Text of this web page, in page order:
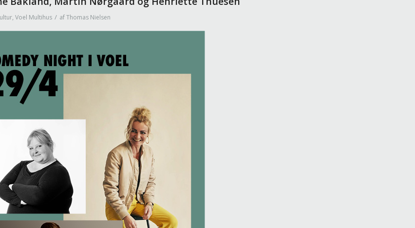
, Voel Multihus / afThomas Nielsen